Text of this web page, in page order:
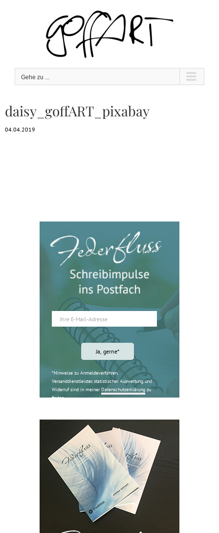
Gehe zu ...
daisy_goffART_pixabay
04.04.2019
*Hinweise zu Anmeldeverfahren,
Versanddienstleister, statistischer Auswertung und
Widerruf sind in meinerDatenschutzerklärung zu
finden.